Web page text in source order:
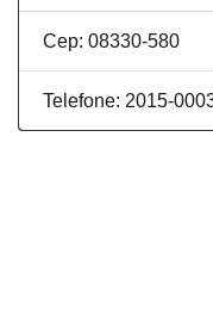
Cep: 08330-580
Telefone: 2015-